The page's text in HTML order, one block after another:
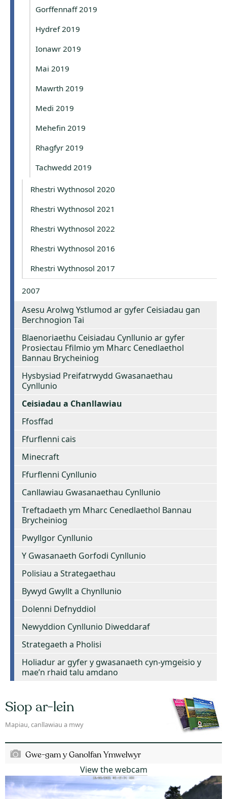
Gorffennaff 2019
Hydref 2019
Ionawr 2019
Mai 2019
Mawrth 2019
Medi 2019
Mehefin 2019
Rhagfyr 2019
Tachwedd 2019
Rhestri Wythnosol 2020
Rhestri Wythnosol 2021
Rhestri Wythnosol 2022
Rhestri Wythnosol 2016
Rhestri Wythnosol 2017
2007
Asesu Arolwg Ystlumod ar gyfer Ceisiadau gan
Berchnogion Tai
Blaenoriaethu Ceisiadau Cynllunio ar gyfer
Prosiectau Ffilmio ym Mharc Cenedlaethol
Bannau Brycheiniog
Hysbysiad Preifatrwydd Gwasanaethau
Cynllunio
Ceisiadau a Chanllawiau
Ffosffad
Ffurflenni cais
Minecraft
Ffurflenni Cynllunio
Canllawiau Gwasanaethau Cynllunio
Treftadaeth ym Mharc Cenedlaethol Bannau
Brycheiniog
Pwyllgor Cynllunio
Y Gwasanaeth Gorfodi Cynllunio
Polisiau a Strategaethau
Bywyd Gwyllt a Chynllunio
Dolenni Defnyddiol
Newyddion Cynllunio Diweddaraf
Strategaeth a Pholisi
Holiadur ar gyfer y gwasanaeth cyn-ymgeisio y
mae’n rhaid talu amdano
Siop ar-lein
Mapiau, canllawiau a mwy
Gwe-gam y Ganolfan Ymwelwyr
View the webcam